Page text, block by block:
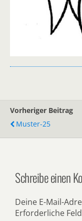
Vorheriger Beitrag
Muster-25
Schreibe einen
Deine E-Mail-
Erforderliche